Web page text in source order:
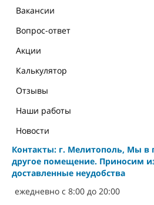
Вакансии
Вопрос-ответ
Акции
Калькулятор
Отзывы
Наши работы
Новости
Контакты: г. Мелитополь, Мы в
другое помещение. Приносим
доставленные неудобства
ежедневно с 8:00 до 20:00